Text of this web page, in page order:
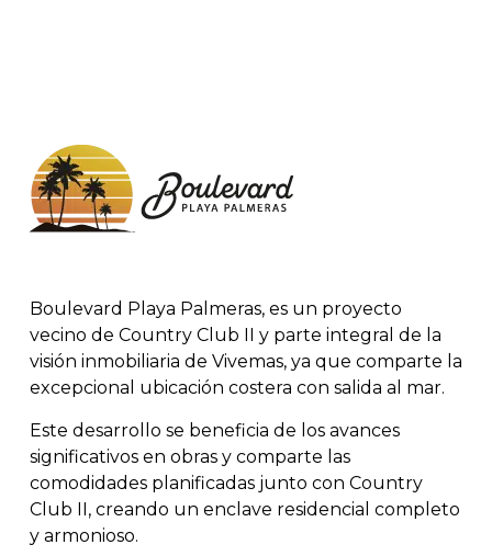
Boulevard Playa Palmeras, es un proyecto
vecino de Country Club II y parte integral de la
visión inmobiliaria de Vivemas, ya que comparte la
excepcional ubicación costera con salida al mar.
Este desarrollo se beneficia de los avances
significativos en obras y comparte las
comodidades planificadas junto con Country
Club II, creando un enclave residencial completo
y armonioso.